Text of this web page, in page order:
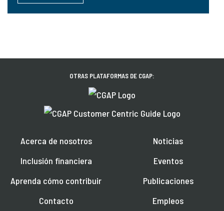
OTRAS PLATAFORMAS DE CGAP:
Acerca de nosotros
Inclusión financiera
Aprenda cómo contribuir
Contacto
Noticias
Eventos
Publicaciones
Empleos